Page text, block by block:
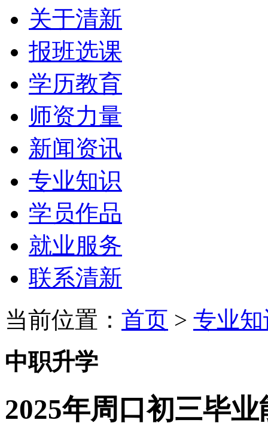
关于清新
报班选课
学历教育
师资力量
新闻资讯
专业知识
学员作品
就业服务
联系清新
当前位置： 首页 > 专业
中职升学
2025年周口初三毕